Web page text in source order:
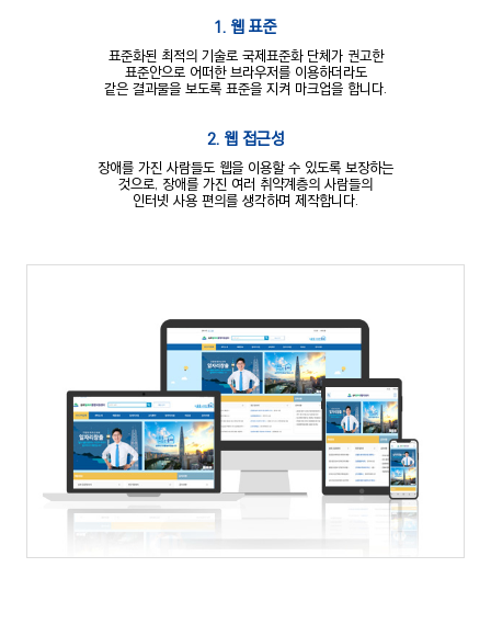
1. 웹 표준
표준화된 최적의 기술로 국제표준화 단체가 권고한
표준안으로 어떠한브라우저를 이용하더라도
같은 결과물을 보도록 표준을 지켜 마크업을 합니다.
2. 웹 접근성
장애를 가진 사람들도 웹을 이용할 수 있도록 보장하는
것으로, 장애를 가진 여러 취약계층의 사람들의
인터넷 사용 편의를 생각하며 제작합니다.